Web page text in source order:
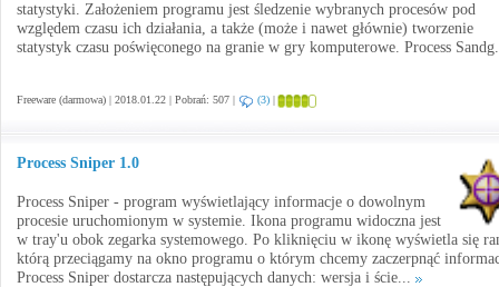
statystyki. Założeniem programu jest śledzenie wybranych procesów pod
względem czasu ich działania, a także (może i nawet głównie) tworzenie
statystyk czasu poświęconego na granie w gry komputerowe. Process
Freeware (darmowa) | 2018.01.22 | Pobrań: 507 | (3) |
Process Sniper 1.0
Process Sniper - program wyświetlający informacje o dowolnym
procesie uruchomionym w systemie. Ikona programu widoczna jest
w tray'u obok zegarka systemowego. Po kliknięciu w ikonę wyświetla się
którą przeciągamy na okno programu o którym chcemy zaczerpnąć
Process Sniper dostarcza następujących danych: wersja i ście...